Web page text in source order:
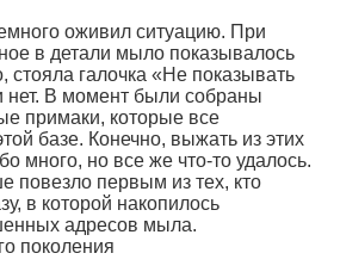
оживил ситуацию. При
в детали мыло показывалось
стояла галочка «Не показывать
нет. В момент были собраны
примаки, которые все
базе. Конечно, выжать из этих
много, но все же что-то удалось.
повезло первым из тех, кто
в которой накопилось
адресов мыла.
поколения